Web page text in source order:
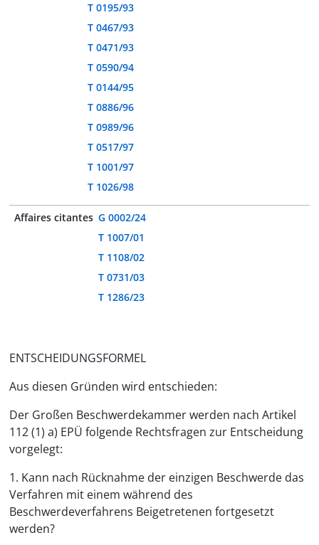
T 0195/93
T 0467/93
T 0471/93
T 0590/94
T 0144/95
T 0886/96
T 0989/96
T 0517/97
T 1001/97
T 1026/98
Affaires citantes G 0002/24
T 1007/01
T 1108/02
T 0731/03
T 1286/23
ENTSCHEIDUNGSFORMEL
Aus diesen Gründen wird entschieden:
Der Großen Beschwerdekammer werden nach Artikel
112 (1) a) EPÜ folgende Rechtsfragen zur Entscheidung
vorgelegt:
1. Kann nach Rücknahme der einzigen Beschwerde das
Verfahren mit einem während des
Beschwerdeverfahrens Beigetretenen fortgesetzt
werden?